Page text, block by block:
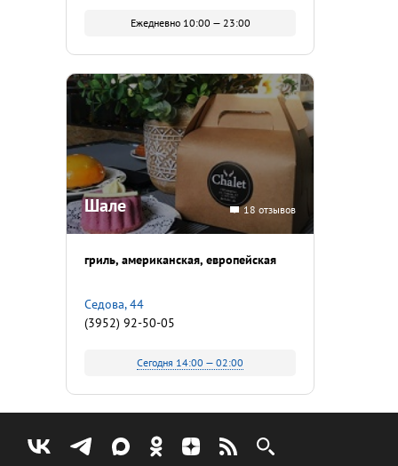
Ежедневно 10:00 — 23:00
Шале 18 отзывов
гриль американская европейская
Седова, 44
(3952) 92-50-05
Сегодня 14:00 — 02:00